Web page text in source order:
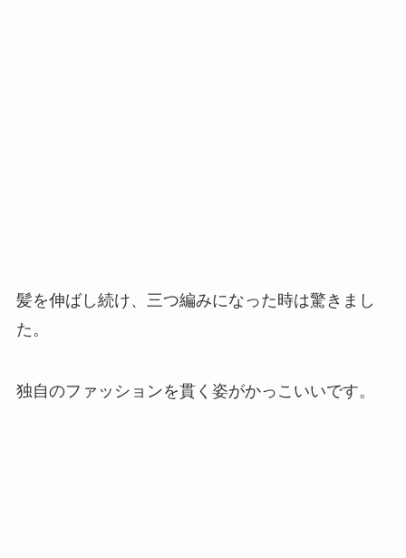
髪を伸ばし続け、三つ編みになった時は驚きまし
た。
独自のファッションを貫く姿がかっこいいです。